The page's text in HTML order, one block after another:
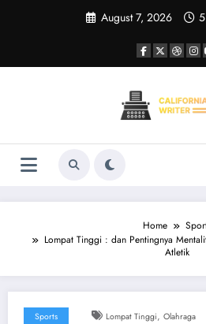
August 7, 2026
Home
Lompat Tinggi : dan Pentingnya
Atletik
Sports Lompat Tinggi, Olahraga